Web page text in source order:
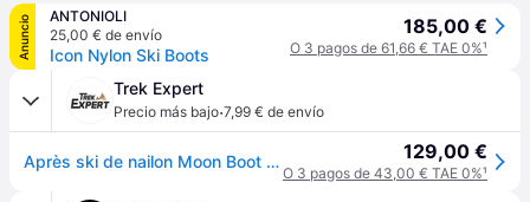
Anuncio
ANTONIOLI
25,00 € de envío
Icon Nylon Ski Boots
185,00 €
O 3 pagos de 61,66 € TAE 0%¹
Trek Expert
Precio más bajo·7,99 € de envío
Après ski de nailon Moon Boot Icon - Noir 129,00 €
O 3 pagos de 43,00 € TAE 0%¹